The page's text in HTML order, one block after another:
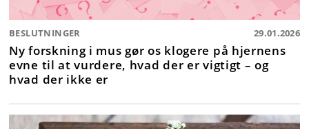
BESLUTNINGER 29.01.2026
Ny forskning i mus gør os klogere på hjernens
evne til at vurdere, hvad der er vigtigt – og
hvad der ikke er